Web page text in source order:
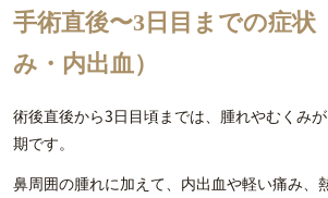
手術直後〜3日目までの症状
み・内出血）
術後直後から3日目頃までは、腫れやむくみ
期です。
鼻周囲の腫れに加えて、内出血や軽い痛み、